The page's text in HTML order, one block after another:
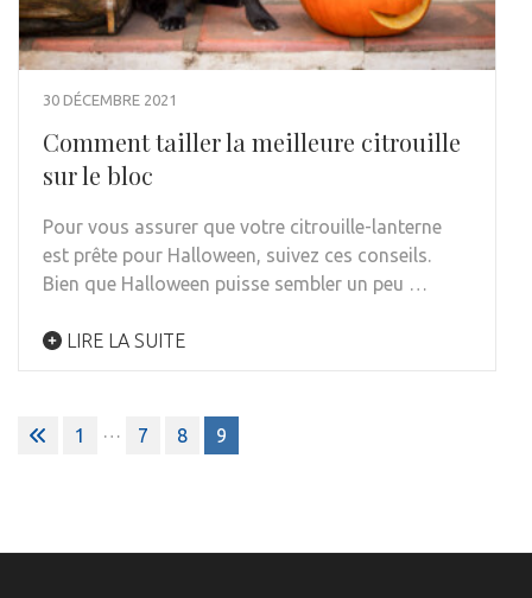
30 DÉCEMBRE 2021
Comment tailler la meilleure citrouille
sur le bloc
Pour vous assurer que votre citrouille-lanterne
est prête pour Halloween, suivez ces conseils.
Bien que Halloween puisse sembler un peu …
LIRE LA SUITE
Pagination
1 … 7 8 9